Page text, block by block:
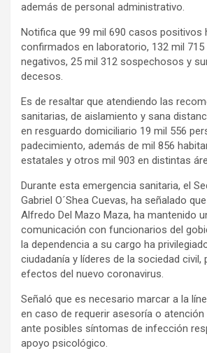
además de personal administrativo.
Notifica que 99 mil 690 casos positivos
confirmados en laboratorio, 132 mil 715
negativos, 25 mil 312 sospechosos y
decesos.
Es de resaltar que atendiendo las
sanitarias, de aislamiento y sana
en resguardo domiciliario 19 mil 556
padecimiento, además de mil 856
estatales y otros mil 903 en distintas
Durante esta emergencia sanitaria, el
Gabriel O´Shea Cuevas, ha señalado
Alfredo Del Mazo Maza, ha mantenido
comunicación con funcionarios del
la dependencia a su cargo ha
ciudadanía y líderes de la sociedad civil,
efectos del nuevo coronavirus.
Señaló que es necesario marcar a la
en caso de requerir asesoría o
ante posibles síntomas de infección
apoyo psicológico.